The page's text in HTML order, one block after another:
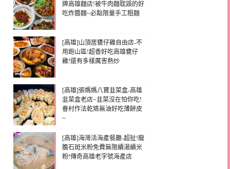
牌高雄麵店!被牛肉麵耽誤的好
吃炸醬麵~必點限量手工粗麵
[高雄]山頂居甕仔雞自由店-不
用跑山區!超香好吃高雄甕仔
雞!還有多樣厲害熱炒
[高雄]張媽媽八寶韭菜盒-高雄
韭菜盒老店~韭菜沒在怕你吃!
眷村作法乾烙無油好吃薄餅皮
~
[高雄]海灣活海產餐廳-超扯!龍
膽石斑米粉免費無限續湯續米
粉!傳奇高雄老字號海產店